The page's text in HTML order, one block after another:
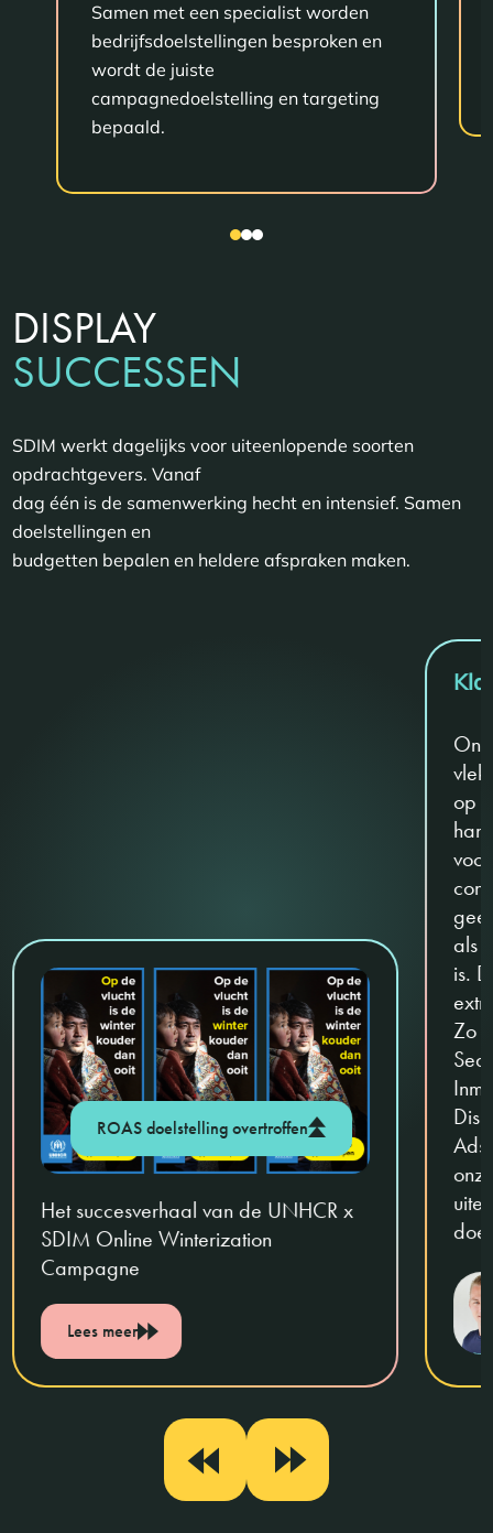
Samen met een specialist worden
bedrijfsdoelstellingen besproken en
wordt de juiste
campagnedoelstelling en targeting
bepaald.
DISPLAY
SUCCESSEN
SDIM werkt dagelijks voor uiteenlopende soorten
opdrachtgevers. Vanaf
dag één is de samenwerking hecht en intensief. Samen
doelstellingen en
budgetten bepalen en heldere afspraken maken.
ROAS doelstelling overtroffen
Het succesverhaal van de UNHCR x
SDIM Online Winterization
Campagne
Lees meer
op
als
is.
Zo